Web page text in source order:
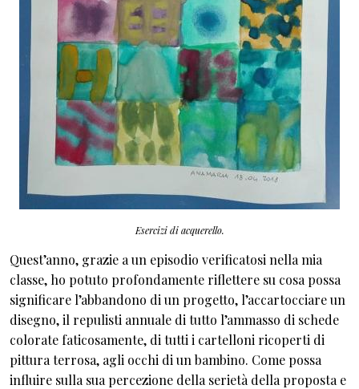
Esercizi di acquerello.
Quest’anno, grazie a un episodio verificatosi nella mia
classe, ho potuto profondamente riflettere su cosa possa
significare l’abbandono di un progetto, l’accartocciare un
disegno, il repulisti annuale di tutto l’ammasso di schede
colorate faticosamente, di tutti i cartelloni ricoperti di
pittura terrosa, agli occhi di un bambino. Come possa
influire sulla sua percezione della serietà della proposta e